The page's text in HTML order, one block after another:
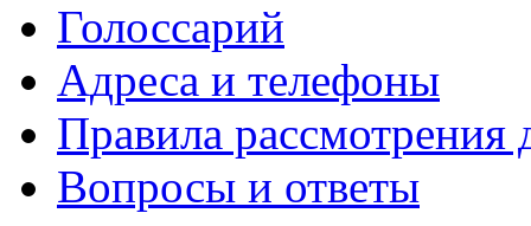
Голоссарий
Адреса и телефоны
Правила рассмотрения
Вопросы и ответы